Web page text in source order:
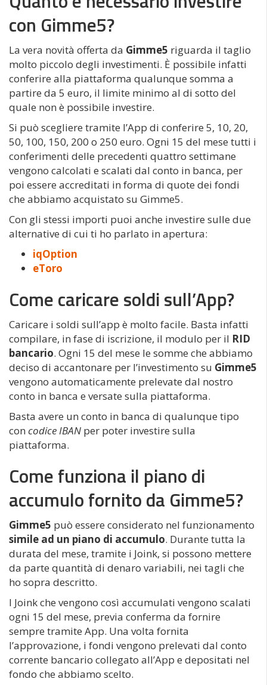
con Gimme5?
La vera novità offerta da Gimme5 riguarda il taglio
molto piccolo degli investimenti. È possibile infatti
conferire alla piattaforma qualunque somma a
partire da 5 euro, il limite minimo al di sotto del
quale non è possibile investire.
Si può scegliere tramite l’App di conferire 5, 10, 20,
50, 100, 150, 200 o 250 euro. Ogni 15 del mese tutti i
conferimenti delle precedenti quattro settimane
vengono calcolati e scalati dal conto in banca, per
poi essere accreditati in forma di quote dei fondi
che abbiamo acquistato su Gimme5.
Con gli stessi importi puoi anche investire sulle due
alternative di cui ti ho parlato in apertura:
iqOption
eToro
Come caricare soldi sull’App?
Caricare i soldi sull’app è molto facile. Basta infatti
compilare, in fase di iscrizione, il modulo per il RID
bancario. Ogni 15 del mese le somme che abbiamo
deciso di accantonare per l’investimento su Gimme5
vengono automaticamente prelevate dal nostro
conto in banca e versate sulla piattaforma.
Basta avere un conto in banca di qualunque tipo
con codice IBAN per poter investire sulla
piattaforma.
Come funziona il piano di
accumulo fornito da Gimme5?
Gimme5 può essere considerato nel funzionamento
simile ad un piano di accumulo. Durante tutta la
durata del mese, tramite i Joink, si possono mettere
da parte quantità di denaro variabili, nei tagli che
ho sopra descritto.
I Joink che vengono così accumulati vengono scalati
ogni 15 del mese, previa conferma da fornire
sempre tramite App. Una volta fornita
l’approvazione, i fondi vengono prelevati dal conto
corrente bancario collegato all’App e depositati nel
fondo che abbiamo scelto.